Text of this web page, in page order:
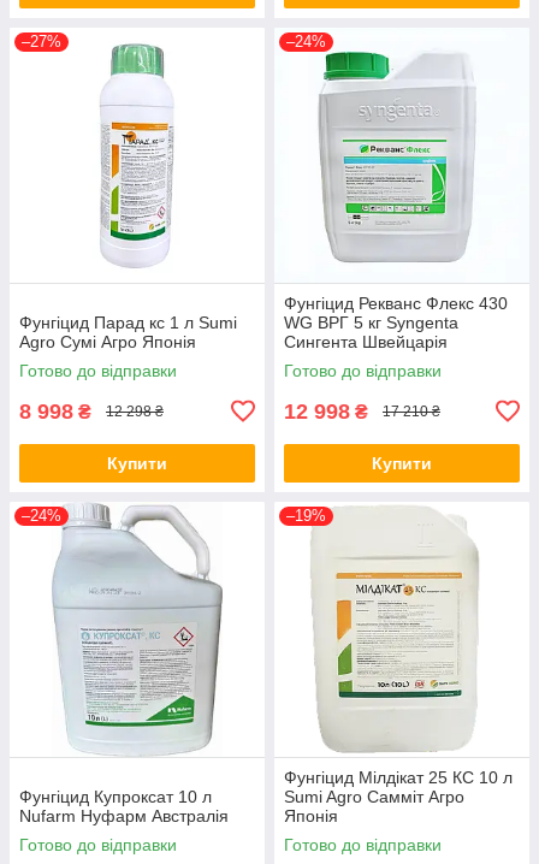
–27%
Фунгіцид Парад кс 1 л Sumi
Agro Сумі Агро Японія
Готово до відправки
8 998 ₴ 12 298 ₴
Купити
–24%
Фунгіцид Рекванс Флекс 430
WG ВРГ 5 кг Syngenta
Сингента Швейцарія
Готово до відправки
12 998 ₴ 17 210 ₴
Купити
–24%
Фунгіцид Купроксат 10 л
Nufarm Нуфарм Австралія
Готово до відправки
–19%
Фунгіцид Мілдікат 25 КС 10 л
Sumi Agro Самміт Агро
Японія
Готово до відправки